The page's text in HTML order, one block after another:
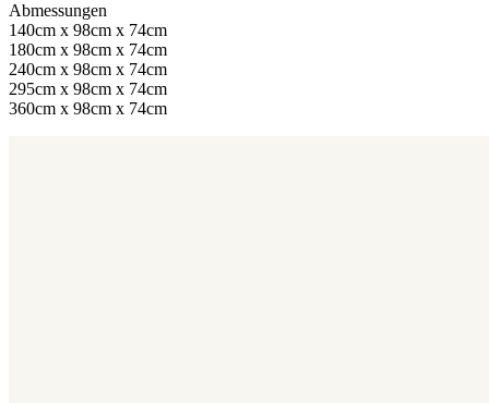
Abmessungen
140cm x 98cm x 74cm
180cm x 98cm x 74cm
240cm x 98cm x 74cm
295cm x 98cm x 74cm
360cm x 98cm x 74cm